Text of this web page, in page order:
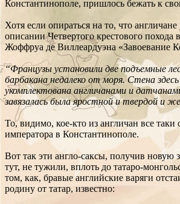
Константинополе, пришлось бежать к
Хотя если опираться на то, что
описании Четвертого крестового похода
Жоффруа де Виллеардуэна «Завоевание
“Французы установили две подъемные
барбакана недалеко от моря. Стена
укомплектована англичанами и
завязалась была яростной и твердой и
То, видимо, кое-кто из англичан все таки
императора в Константинополе.
Вот так эти англо-саксы, получив новую
тут, не тужили, вплоть до татаро-
том, как, бравые английские варяги
родину от татар, известно: